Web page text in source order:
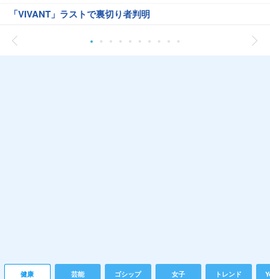
「VIVANT」ラストで裏切り者判明
健康 芸能 ゴシップ 女子 トレンド